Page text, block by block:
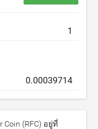
(RFC) อยู่ที่